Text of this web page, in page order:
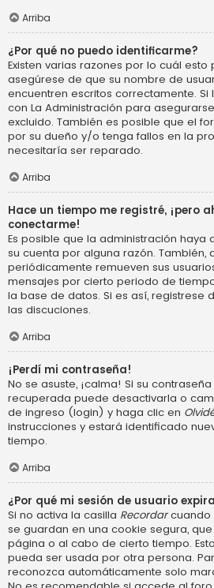
Arriba
¿Por qué no puedo identificarme?
Existen varias razones por lo cuál
asegúrese de que su nombre de
encuentren escritos correctamente. Si
con La Administración para
excluido. También es posible que el
por su dueño y/o tenga fallos en la
necesitaría ser reparado.
Arriba
Hace un tiempo me registré, ¡pero
conectarme!
Es posible que la administración
su cuenta por alguna razón. También,
periódicamente remueven sus
mensajes por cierto periodo de
la base de datos. Si es así, registrese
las discuciones.
Arriba
¡Perdí mi contraseña!
No se asuste, ¡calma! Si su
recuperada puede desactivarla o
de ingreso (login) y haga clic en
instrucciones y estará identificado
tiempo.
Arriba
¿Por qué mi sesión de usuario
Si no activa la casilla Recordarcuando
se guardan en una cookie segura,
página o al cabo de cierto tiempo.
pueda ser usada por otra persona.
reconozca automáticamente solo